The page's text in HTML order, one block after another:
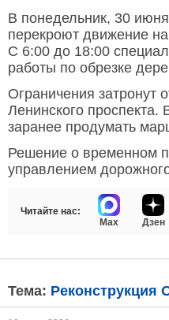
В понедельник, 30
перекроют движение
С 6:00 до 18:00
работы по обрезке
Ограничения затронут
Ленинского проспекта.
заранее продумать
Решение о временном
управлением
Читайте нас:
Max
Дзен
Тема: Реконструкция